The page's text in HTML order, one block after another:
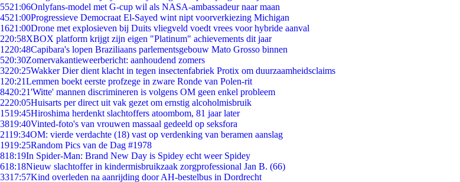
5521:06Onlyfans-model met G-cup wil als NASA-ambassadeur naar maan
4521:00Progressieve Democraat El-Sayed wint nipt voorverkiezing Michigan
1621:00Drone met explosieven bij Duits vliegveld voedt vrees voor hybride aanval
220:58XBOX platform krijgt zijn eigen "Platinum" achievements dit jaar
1220:48Capibara's lopen Braziliaans parlementsgebouw Mato Grosso binnen
520:30Zomervakantieweerbericht: aanhoudend zomers
3220:25Wakker Dier dient klacht in tegen insectenfabriek Protix om duurzaamheidsclaims
1 20:21Lemmen boekt eerste profzege in zware Ronde van Polen-rit
8420:21'Witte' mannen discrimineren is volgens OM geen enkel probleem
2220:05Huisarts per direct uit vak gezet om ernstig alcoholmisbruik
1519:45Hiroshima herdenkt slachtoffers atoombom, 81 jaar later
3819:40Vinted-foto's van vrouwen massaal gedeeld op seksfora
2119:34OM: vierde verdachte (18) vast op verdenking van beramen aanslag
1919:25Random Pics van de Dag #1978
818:19In Spider-Man: Brand New Day is Spidey echt weer Spidey
618:18Nieuw slachtoffer in kindermisbruikzaak zorgprofessional Jan B. (66)
3317:57Kind overleden na aanrijding door AH-bestelbus in Dordrecht